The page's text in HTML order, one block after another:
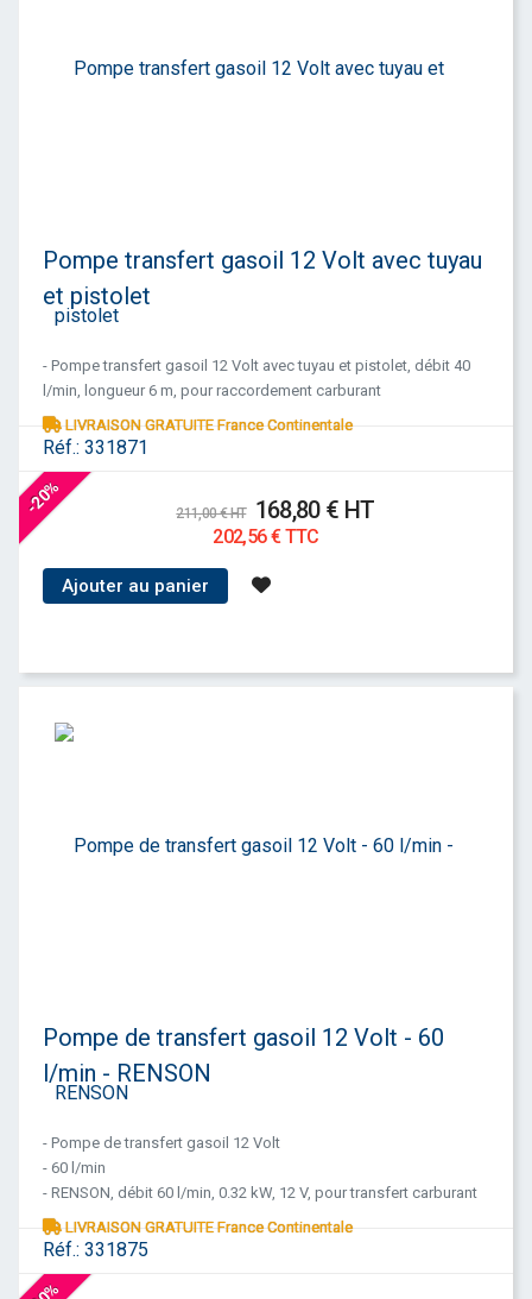
Réf.: 331871
Pompe transfert gasoil 12 Volt avec tuyau
et pistolet
- Pompe transfert gasoil 12 Volt avec tuyau et pistolet, débit 40
l/min, longueur 6 m, pour raccordement carburant
LIVRAISON GRATUITE France Continentale
-20% 211,00 € HT 168,80 € HT
202,56 € TTC
Ajouter au panier
Réf.: 331875
Pompe de transfert gasoil 12 Volt - 60
l/min - RENSON
- Pompe de transfert gasoil 12 Volt
- 60 l/min
- RENSON, débit 60 l/min, 0.32 kW, 12 V, pour transfert carburant
LIVRAISON GRATUITE France Continentale